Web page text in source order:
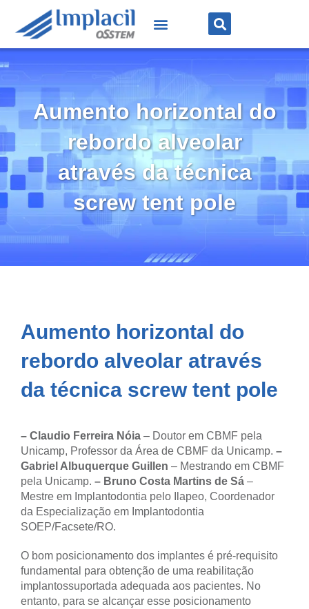
Aumento horizontal do
rebordo alveolar
através da técnica
screw tent pole
Aumento horizontal do
rebordo alveolar através
da técnica screw tent pole
– Claudio Ferreira Nóia – Doutor em CBMF pela
Unicamp, Professor da Área de CBMF da Unicamp. –
Gabriel Albuquerque Guillen – Mestrando em CBMF
pela Unicamp. – Bruno Costa Martins de Sá –
Mestre em Implantodontia pelo Ilapeo, Coordenador
da Especialização em Implantodontia
SOEP/Facsete/RO.
O bom posicionamento dos implantes é pré-requisito
fundamental para obtenção de uma reabilitação
implantossuportada adequada aos pacientes. No
entanto, para se alcançar esse posicionamento